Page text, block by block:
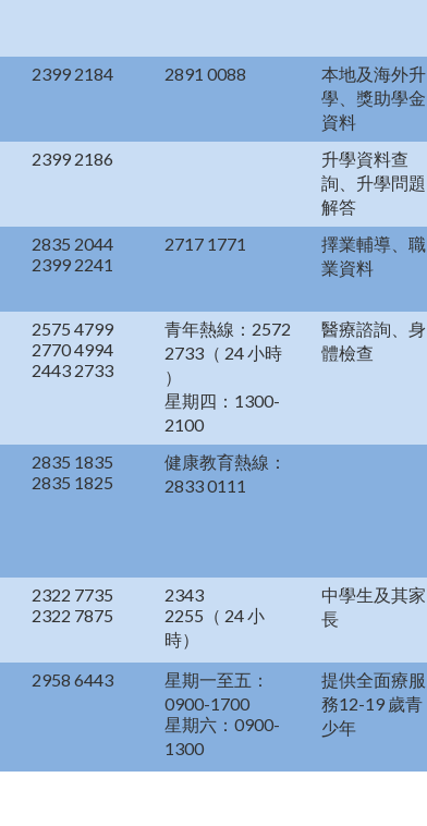
2399 2184 2891 0088
本地及海外升
學、獎助學金
資料
2399 2186
升學資料查
詢、升學問題
解答
2835 2044
2399 2241
2717 1771
擇業輔導、職
業資料
2575 4799
2770 4994
2443 2733
青年熱線：2572
2733（ 24 小時
）
星期四：1300-
2100
醫療諮詢、身
體檢查
2835 1835
2835 1825
健康教育熱線：
2833 0111
2322 7735
2322 7875
2343
2255（ 24 小
時）
中學生及其家
長
2958 6443
星期一至五：
0900-1700
星期六：0900-
1300
提供全面療服
務12-19 歲青
少年